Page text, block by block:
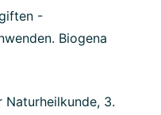
-
Biogena
3.